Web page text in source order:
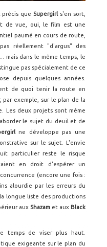
que Supergirl s'en sort,
de vue, oui, le film est une
paumé en cours de route,
réellement "d'argus" des
mais dans le même temps, le
pas spécialement de ce
depuis quelques années.
de quoi tenir la route en
, par exemple, sur le plan de la
Les deux projets sont même
le sujet du deuil et de
ne développe pas une
sur le sujet. L'envie
particulier reste le risque
en droit d'espérer un
(encore une fois :
alourdie par les erreurs du
longue liste des productions
aux Shazam et aux Black
temps de viser plus haut.
exigeante sur le plan du